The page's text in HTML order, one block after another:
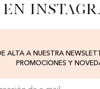
EN
ALTA A NUESTRA
PROMOCIONES Y